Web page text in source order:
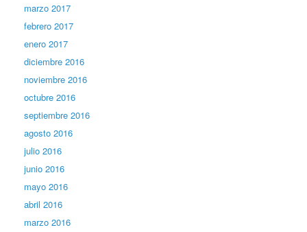
marzo 2017
febrero 2017
enero 2017
diciembre 2016
noviembre 2016
octubre 2016
septiembre 2016
agosto 2016
julio 2016
junio 2016
mayo 2016
abril 2016
marzo 2016